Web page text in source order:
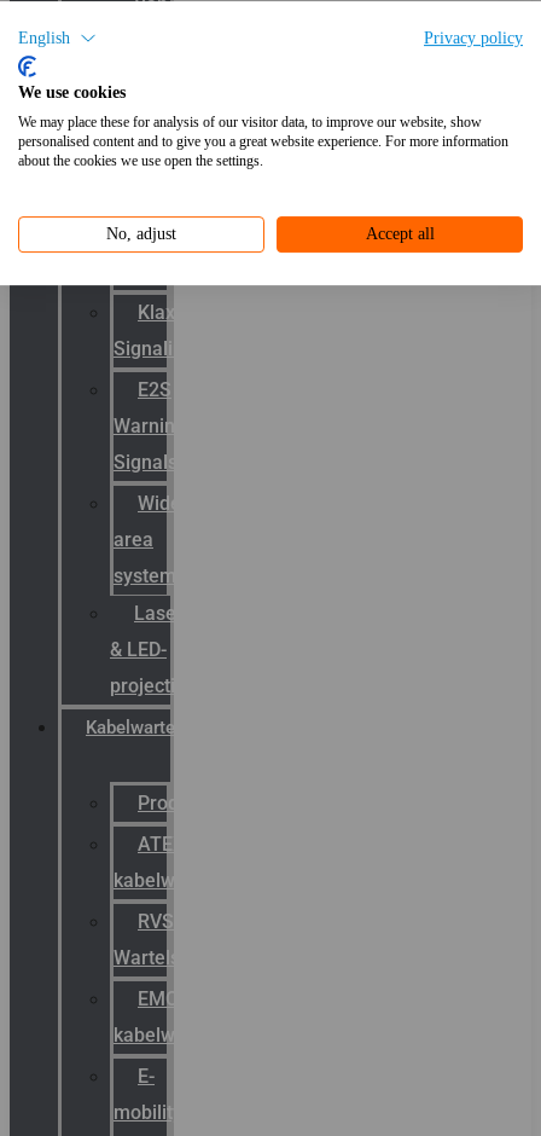
English Privacy policy
We use cookies
We may place these for analysis of our visitor data, to improve our website, show
personalised content and to give you a great website experience. For more information
about the cookies we use open the settings.
No, adjust Accept all
LED
Signalering
Productcatalogus
Klaxon
Signaling
E2S
Warning
Signals
Wide
area
systemen
Laserbelijning
& LED-
projectie
Kabelwartels
Productcatalogus
ATEX
kabelwartels
RVS
Wartels
EMC
kabelwartels
E-
mobility